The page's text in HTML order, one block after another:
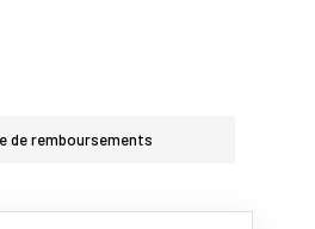
de remboursements